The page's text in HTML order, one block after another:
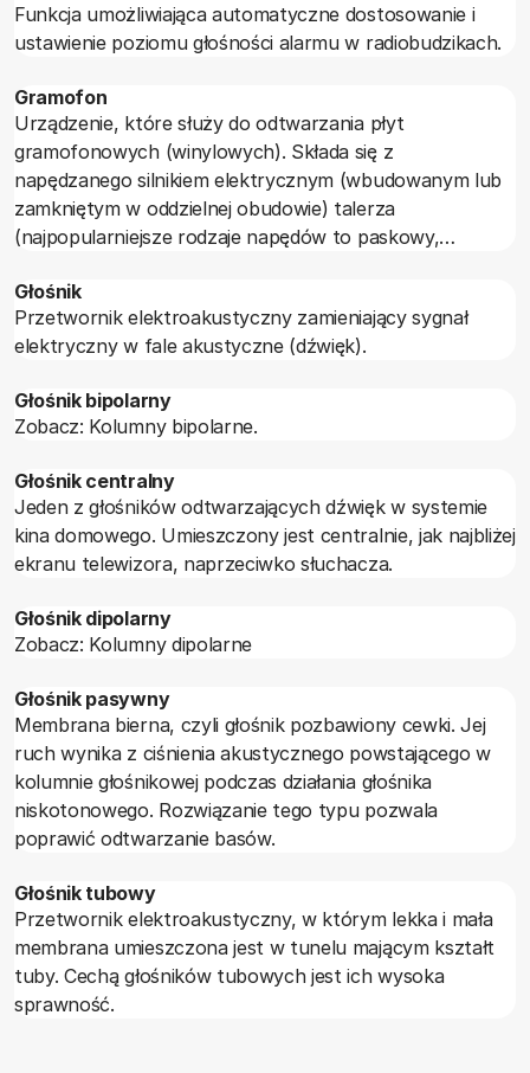
momencie gwałtownego nasilenia dźwięku czyli dużego
poboru prądu.
Funkcja umożliwiająca automatyczne dostosowanie i
ustawienie poziomu głośności alarmu w radiobudzikach.
Gramofon
Urządzenie, które służy do odtwarzania płyt
gramofonowych (winylowych). Składa się z
napędzanego silnikiem elektrycznym (wbudowanym lub
zamkniętym w oddzielnej obudowie) talerza
(najpopularniejsze rodzaje napędów to paskowy,
ramieniu wkładki z igłą.
Głośnik
Przetwornik elektroakustyczny zamieniający sygnał
elektryczny w fale akustyczne (dźwięk).
Głośnik bipolarny
Zobacz: Kolumny bipolarne.
Głośnik centralny
Jeden z głośników odtwarzających dźwięk w systemie
kina domowego. Umieszczony jest centralnie, jak najbliżej
ekranu telewizora, naprzeciwko słuchacza.
Głośnik dipolarny
Zobacz: Kolumny dipolarne
Głośnik pasywny
Membrana bierna, czyli głośnik pozbawiony cewki. Jej
ruch wynika z ciśnienia akustycznego powstającego w
kolumnie głośnikowej podczas działania głośnika
niskotonowego. Rozwiązanie tego typu pozwala
poprawić odtwarzanie basów.
Głośnik tubowy
Przetwornik elektroakustyczny, w którym lekka i mała
membrana umieszczona jest w tunelu mającym kształt
tuby. Cechą głośników tubowych jest ich wysoka
sprawność.